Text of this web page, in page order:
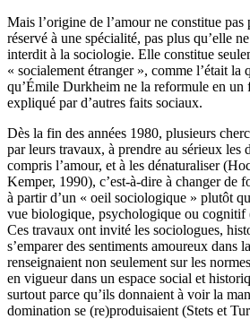
Mais l’origine de l’amour ne constitue
réservé à une spécialité, pas plus qu’elle
interdit à la sociologie. Elle constitue
« socialement étranger », comme l’était la
qu’Émile Durkheim ne la reformule en un
expliqué par d’autres faits sociaux.
Dès la fin des années 1980, plusieurs
par leurs travaux, à prendre au sérieux les
compris l’amour, et à les dénaturaliser
Kemper, 1990), c’est-à-dire à changer de
à partir d’un « oeil sociologique » plutôt
vue biologique, psychologique ou
Ces travaux ont invité les sociologues,
s’emparer des sentiments amoureux dans
renseignaient non seulement sur les
en vigueur dans un espace social et
surtout parce qu’ils donnaient à voir la
domination se (re)produisaient (Stets et